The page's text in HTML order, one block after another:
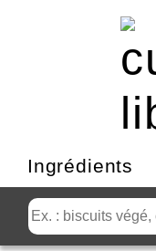
Ingrédients